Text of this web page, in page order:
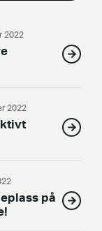
2022
2022
på